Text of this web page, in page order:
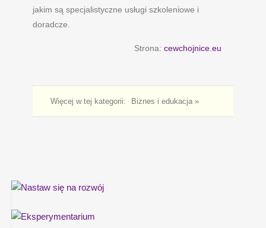
jakim są specjalistyczne usługi szkoleniowe i
doradcze.
Strona: cewchojnice.eu
Więcej w tej kategorii: Biznes i edukacja »